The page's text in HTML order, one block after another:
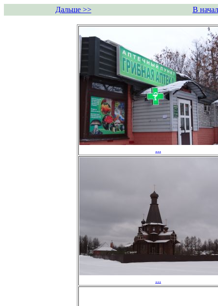
Дальше >> В
...
...